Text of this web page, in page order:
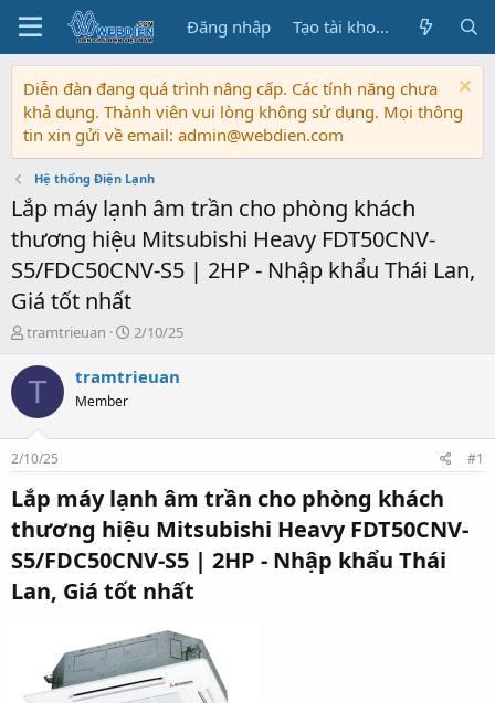
Đăng nhập Tạo tài khoản
Diễn đàn đang quá trình nâng cấp. Các tính năng chưa
khả dụng. Thành viên vui lòng không sử dụng. Mọi thông
tin xin gửi về email: admin@webdien.com
Hệ thống Điện Lạnh
Lắp máy lạnh âm trần cho phòng khách
thương hiệu Mitsubishi Heavy FDT50CNV-
S5/FDC50CNV-S5 | 2HP - Nhập khẩu Thái Lan,
Giá tốt nhất
T
r
a
s
t
a
r
t
e
r
tramtrieuan
N
à
ầ
u
2/10/25
T tramtrieuan
Member
2/10/25 #1
Lắp máy lạnh âm trần cho phòng khách
thương hiệu Mitsubishi Heavy FDT50CNV-
S5/FDC50CNV-S5 | 2HP - Nhập khẩu Thái
Lan, Giá tốt nhất